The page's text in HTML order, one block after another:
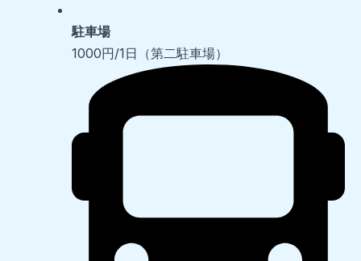
駐車場
1000円/1日（第二駐車場）